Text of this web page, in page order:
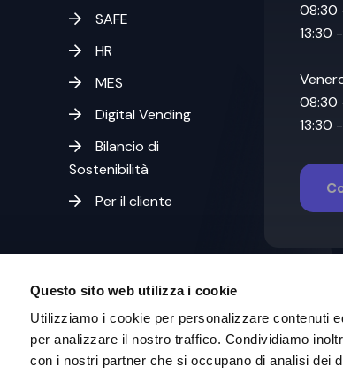
Questo sito web utilizza i cookie
Utilizziamo i cookie per personalizzare contenuti
per analizzare il nostro traffico. Condividiamo
con i nostri partner che si occupano di analisi dei
SAFE
HR
MES
Digital Vending
Bilancio di
Sostenibilità
Per il cliente
08:30
13:30
08:30
13:30